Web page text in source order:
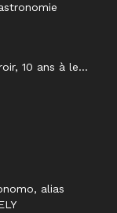
10 ans à le...
alias